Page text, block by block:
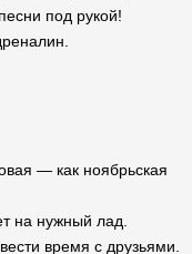
под рукой!
— как ноябрьская
на нужный лад.
время с друзьями.